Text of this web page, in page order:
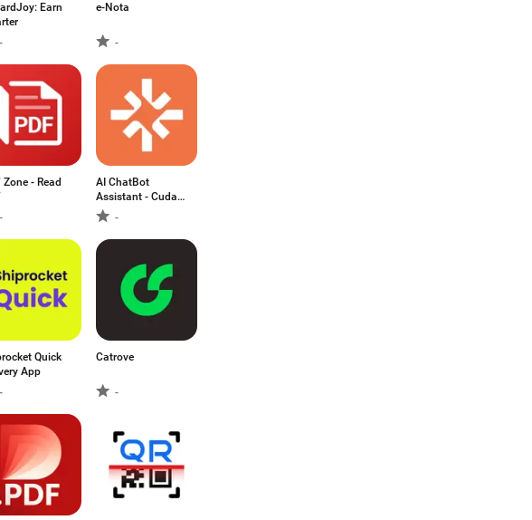
Earn
-
e-Nota
-
Zone - Read
-
AI ChatBot
Assistant - Cuda
AI
-
Quick
App
-
Catrove
-